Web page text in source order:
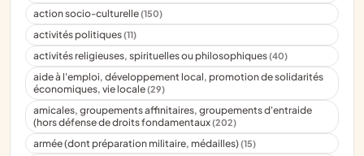
action socio-culturelle(150)
activités politiques(11)
activités religieuses, spirituelles ou philosophiques(40)
aide à l'emploi, développement local, promotion de solidarités
économiques, vie locale(29)
amicales, groupements affinitaires, groupements d'entraide
(hors défense de droits fondamentaux(202)
armée (dont préparation militaire, médailles)(15)